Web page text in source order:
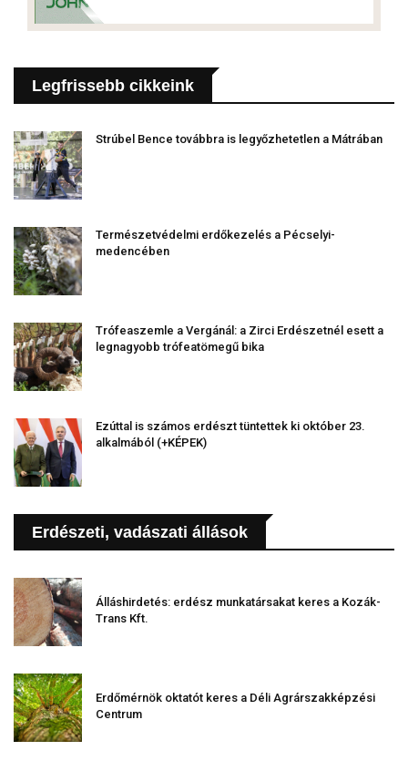
Legfrissebb cikkeink
Strúbel Bence továbbra is legyőzhetetlen a Mátrában
Természetvédelmi erdőkezelés a Pécselyi-
medencében
Trófeaszemle a Vergánál: a Zirci Erdészetnél esett a
legnagyobb trófeatömegű bika
Ezúttal is számos erdészt tüntettek ki október 23.
alkalmából (+KÉPEK)
Erdészeti, vadászati állások
Álláshirdetés: erdész munkatársakat keres a Kozák-
Trans Kft.
Erdőmérnök oktatót keres a Déli Agrárszakképzési
Centrum